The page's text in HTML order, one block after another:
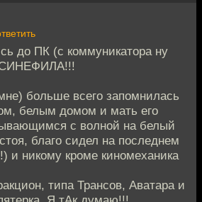
до ПК (с коммуникатора ну
СИНЕФИЛА!!!
больше всего запомнилась
белым домом и мать его
с волной на белый
благо сидел на последнем
и никому кроме киномеханика
типа Трансов, Аватара и